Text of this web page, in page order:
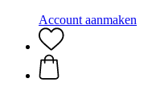
Account aanmaken